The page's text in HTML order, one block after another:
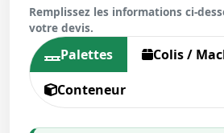
Remplissez les informations ci-
votre devis.
Palettes
Colis /
Conteneur